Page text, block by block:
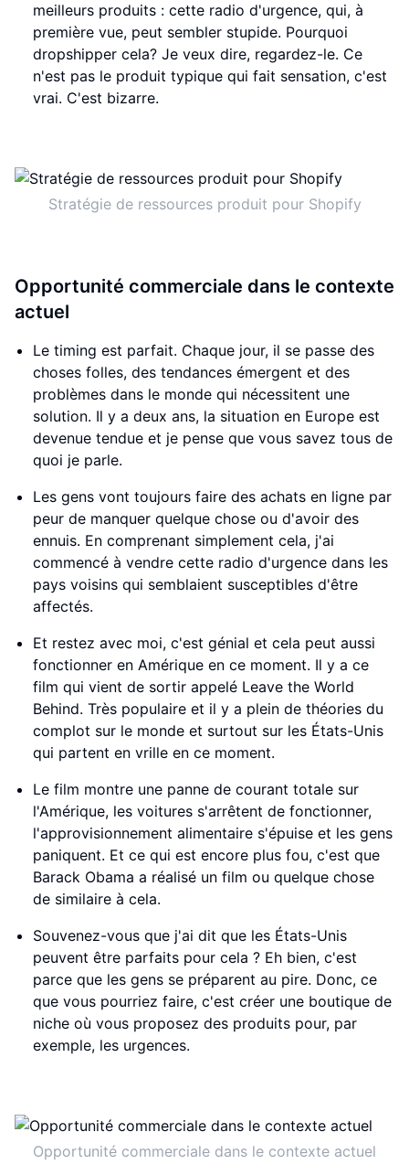
meilleurs produits : cette radio d'urgence, qui, à
première vue, peut sembler stupide. Pourquoi
dropshipper cela? Je veux dire, regardez-le. Ce
n'est pas le produit typique qui fait sensation, c'est
vrai. C'est bizarre.
Stratégie de ressources produit pour Shopify
Opportunité commerciale dans le contexte
actuel
Le timing est parfait. Chaque jour, il se passe des
choses folles, des tendances émergent et des
problèmes dans le monde qui nécessitent une
solution. Il y a deux ans, la situation en Europe est
devenue tendue et je pense que vous savez tous de
quoi je parle.
Les gens vont toujours faire des achats en ligne par
peur de manquer quelque chose ou d'avoir des
ennuis. En comprenant simplement cela, j'ai
commencé à vendre cette radio d'urgence dans les
pays voisins qui semblaient susceptibles d'être
affectés.
Et restez avec moi, c'est génial et cela peut aussi
fonctionner en Amérique en ce moment. Il y a ce
film qui vient de sortir appelé Leave the World
Behind. Très populaire et il y a plein de théories du
complot sur le monde et surtout sur les États-Unis
qui partent en vrille en ce moment.
Le film montre une panne de courant totale sur
l'Amérique, les voitures s'arrêtent de fonctionner,
l'approvisionnement alimentaire s'épuise et les gens
paniquent. Et ce qui est encore plus fou, c'est que
Barack Obama a réalisé un film ou quelque chose
de similaire à cela.
Souvenez-vous que j'ai dit que les États-Unis
peuvent être parfaits pour cela ? Eh bien, c'est
parce que les gens se préparent au pire. Donc, ce
que vous pourriez faire, c'est créer une boutique de
niche où vous proposez des produits pour, par
exemple, les urgences.
Opportunité commerciale dans le contexte actuel